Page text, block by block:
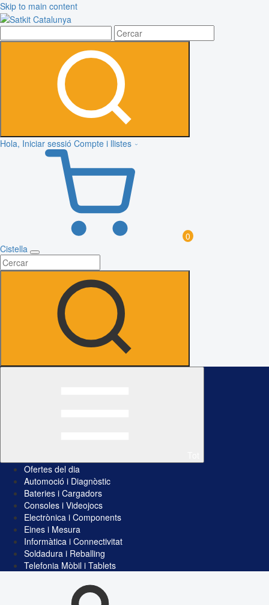
Skip to main content
Hola, Iniciar sessió Compte i llistes
0
Cistella
Ofertes del dia
Automoció i Diagnòstic
Bateries i Cargadors
Consoles i Videojocs
Electrònica i Components
Eines i Mesura
Informàtica i Connectivitat
Soldadura i Reballing
Telefonia Mòbil i Tablets